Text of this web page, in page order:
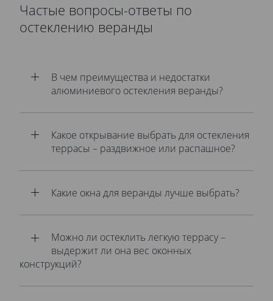
Частые вопросы-ответы по
остеклению веранды
В чем преимущества и недостатки
алюминиевого остекления веранды?
Какое открывание выбрать для остекления
террасы – раздвижное или распашное?
Какие окна для веранды лучше выбрать?
Можно ли остеклить легкую террасу –
выдержит ли она вес оконных
конструкций?